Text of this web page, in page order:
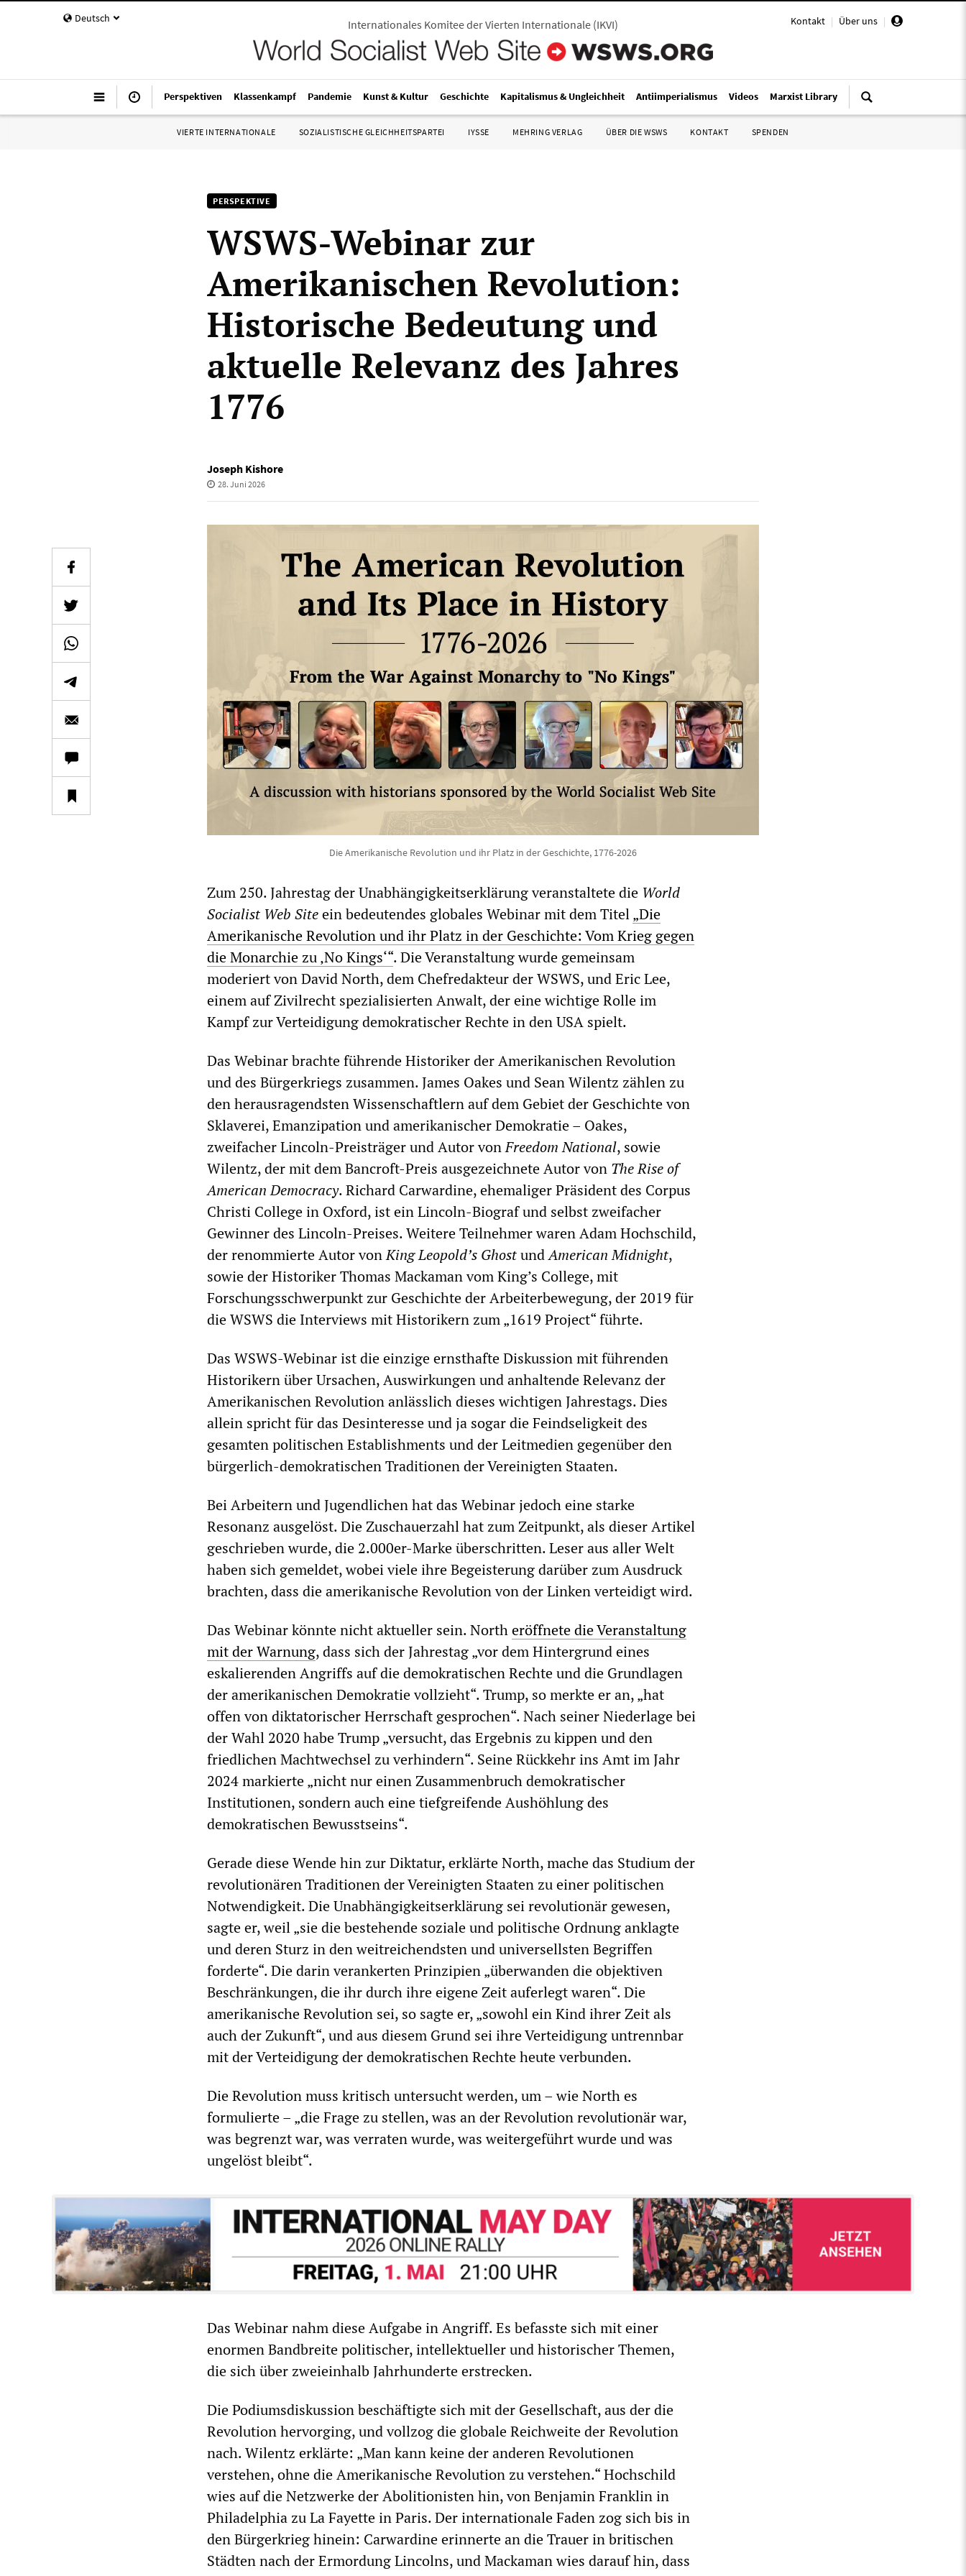
Deutsch Kontakt | Über uns |
Internationales Komitee der Vierten Internationale (IKVI)
Perspektiven Klassenkampf Pandemie Kunst & Kultur Geschichte Kapitalismus & Ungleichheit Antiimperialismus Videos Marxist Library
VIERTE INTERNATIONALE SOZIALISTISCHE GLEICHHEITSPARTEI IYSSE MEHRING VERLAG ÜBER DIE WSWS KONTAKT SPENDEN
PERSPEKTIVE
WSWS-Webinar zur
Amerikanischen Revolution:
Historische Bedeutung und
aktuelle Relevanz des Jahres
1776
Joseph Kishore
28. Juni 2026
Die Amerikanische Revolution und ihr Platz in der Geschichte, 1776-2026
Zum 250. Jahrestag der Unabhängigkeitserklärung veranstaltete die World
Socialist Web Siteein bedeutendes globales Webinar mit dem Titel„Die
Amerikanische Revolution und ihr Platz in der Geschichte: Vom Krieg gegen
die Monarchie zu ‚No Kings‘“. Die Veranstaltung wurde gemeinsam
moderiert von David North, dem Chefredakteur der WSWS, und Eric Lee,
einem auf Zivilrecht spezialisierten Anwalt, der eine wichtige Rolle im
Kampf zur Verteidigung demokratischer Rechte in den USA spielt.
Das Webinar brachte führende Historiker der Amerikanischen Revolution
und des Bürgerkriegs zusammen. James Oakes und Sean Wilentz zählen zu
den herausragendsten Wissenschaftlern auf dem Gebiet der Geschichte von
Sklaverei, Emanzipation und amerikanischer Demokratie – Oakes,
zweifacher Lincoln-Preisträger und Autor vonFreedom National, sowie
Wilentz, der mit dem Bancroft-Preis ausgezeichnete Autor von The Rise of
American Democracy. Richard Carwardine, ehemaliger Präsident des Corpus
Christi College in Oxford, ist ein Lincoln-Biograf und selbst zweifacher
Gewinner des Lincoln-Preises. Weitere Teilnehmer waren Adam Hochschild,
der renommierte Autor vonKing Leopold’s GhostundAmerican Midnight,
sowie der Historiker Thomas Mackaman vom King’s College, mit
Forschungsschwerpunkt zur Geschichte der Arbeiterbewegung, der 2019 für
die WSWS die Interviews mit Historikern zum „1619 Project“ führte.
Das WSWS-Webinar ist die einzige ernsthafte Diskussion mit führenden
Historikern über Ursachen, Auswirkungen und anhaltende Relevanz der
Amerikanischen Revolution anlässlich dieses wichtigen Jahrestags. Dies
allein spricht für das Desinteresse und ja sogar die Feindseligkeit des
gesamten politischen Establishments und der Leitmedien gegenüber den
bürgerlich-demokratischen Traditionen der Vereinigten Staaten.
Bei Arbeitern und Jugendlichen hat das Webinar jedoch eine starke
Resonanz ausgelöst. Die Zuschauerzahl hat zum Zeitpunkt, als dieser Artikel
geschrieben wurde, die 2.000er-Marke überschritten. Leser aus aller Welt
haben sich gemeldet, wobei viele ihre Begeisterung darüber zum Ausdruck
brachten, dass die amerikanische Revolution von der Linken verteidigt wird.
Das Webinar könnte nicht aktueller sein. Northeröffnete die Veranstaltung
mit der Warnung, dass sich der Jahrestag „vor dem Hintergrund eines
eskalierenden Angriffs auf die demokratischen Rechte und die Grundlagen
der amerikanischen Demokratie vollzieht“. Trump, so merkte er an, „hat
offen von diktatorischer Herrschaft gesprochen“. Nach seiner Niederlage bei
der Wahl 2020 habe Trump „versucht, das Ergebnis zu kippen und den
friedlichen Machtwechsel zu verhindern“. Seine Rückkehr ins Amt im Jahr
2024 markierte „nicht nur einen Zusammenbruch demokratischer
Institutionen, sondern auch eine tiefgreifende Aushöhlung des
demokratischen Bewusstseins“.
Gerade diese Wende hin zur Diktatur, erklärte North, mache das Studium der
revolutionären Traditionen der Vereinigten Staaten zu einer politischen
Notwendigkeit. Die Unabhängigkeitserklärung sei revolutionär gewesen,
sagte er, weil „sie die bestehende soziale und politische Ordnung anklagte
und deren Sturz in den weitreichendsten und universellsten Begriffen
forderte“. Die darin verankerten Prinzipien „überwanden die objektiven
Beschränkungen, die ihr durch ihre eigene Zeit auferlegt waren“. Die
amerikanische Revolution sei, so sagte er, „sowohl ein Kind ihrer Zeit als
auch der Zukunft“, und aus diesem Grund sei ihre Verteidigung untrennbar
mit der Verteidigung der demokratischen Rechte heute verbunden.
Die Revolution muss kritisch untersucht werden, um – wie North es
formulierte – „die Frage zu stellen, was an der Revolution revolutionär war,
was begrenzt war, was verraten wurde, was weitergeführt wurde und was
ungelöst bleibt“.
Das Webinar nahm diese Aufgabe in Angriff. Es befasste sich mit einer
enormen Bandbreite politischer, intellektueller und historischer Themen,
die sich über zweieinhalb Jahrhunderte erstrecken.
Die Podiumsdiskussion beschäftigte sich mit der Gesellschaft, aus der die
Revolution hervorging, und vollzog die globale Reichweite der Revolution
nach. Wilentz erklärte: „Man kann keine der anderen Revolutionen
verstehen, ohne die Amerikanische Revolution zu verstehen.“ Hochschild
wies auf die Netzwerke der Abolitionisten hin, von Benjamin Franklin in
Philadelphia zu La Fayette in Paris. Der internationale Faden zog sich bis in
den Bürgerkrieg hinein: Carwardine erinnerte an die Trauer in britischen
Städten nach der Ermordung Lincolns, und Mackaman wies darauf hin, dass